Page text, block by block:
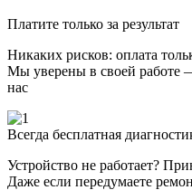
Платите только за результат
Никаких рисков: оплата
Мы уверены в своей работе
нас
Всегда бесплатная
Устройство не работает?
Даже если передумаете